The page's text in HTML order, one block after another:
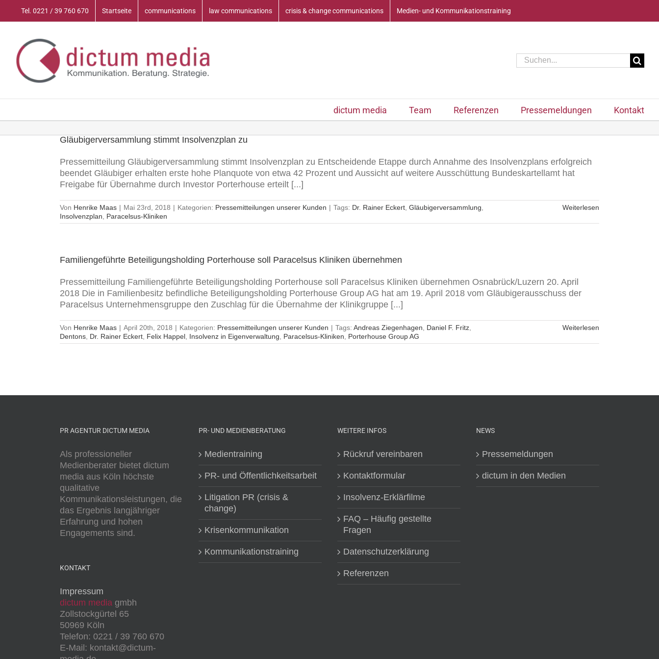
Tel. 0221 / 39 760 670 Startseite communications law communications crisis & change communications Medien- und Kommunikationstraining
Suche
nach:
dictum media Team Referenzen Pressemeldungen Kontakt
Gläubigerversammlung stimmt Insolvenzplan zu
Pressemitteilung Gläubigerversammlung stimmt Insolvenzplan zu Entscheidende Etappe durch Annahme des Insolvenzplans erfolgreich
beendet Gläubiger erhalten erste hohe Planquote von etwa 42 Prozent und Aussicht auf weitere Ausschüttung Bundeskartellamt hat
Freigabe für Übernahme durch Investor Porterhouse erteilt [...]
Von Henrike Maas | Mai 23rd, 2018 | Kategorien: Pressemitteilungen unserer Kunden | Tags: Dr. Rainer Eckert Gläubigerversammlung
Insolvenzplan
Paracelsus-Kliniken
Weiterlesen
Familiengeführte Beteiligungsholding Porterhouse soll Paracelsus Kliniken übernehmen
Pressemitteilung Familiengeführte Beteiligungsholding Porterhouse soll Paracelsus Kliniken übernehmen Osnabrück/Luzern 20. April
2018 Die in Familienbesitz befindliche Beteiligungsholding Porterhouse Group AG hat am 19. April 2018 vom Gläubigerausschuss der
Paracelsus Unternehmensgruppe den Zuschlag für die Übernahme der Klinikgruppe [...]
Von Henrike Maas | April 20th, 2018 | Kategorien: Pressemitteilungen unserer Kunden | Tags: Andreas Ziegenhagen Daniel F. Fritz
Dentons Dr. Rainer Eckert Felix Happel Insolvenz in Eigenverwaltung Paracelsus-Kliniken Porterhouse Group AG
Weiterlesen
PR AGENTUR DICTUM MEDIA
Als professioneller
Medienberater bietet dictum
media aus Köln höchste
qualitative
Kommunikationsleistungen, die
das Ergebnis langjähriger
Erfahrung und hohen
Engagements sind.
KONTAKT
Impressum
dictum media gmbh
Zollstockgürtel 65
50969 Köln
Telefon: 0221 / 39 760 670
E-Mail: kontakt@dictum-
PR- UND MEDIENBERATUNG
Medientraining
PR- und Öffentlichkeitsarbeit
Litigation PR (crisis &
change)
Krisenkommunikation
Kommunikationstraining
WEITERE INFOS
Rückruf vereinbaren
Kontaktformular
Insolvenz-Erklärfilme
FAQ – Häufig gestellte
Fragen
Datenschutzerklärung
Referenzen
NEWS
Pressemeldungen
dictum in den Medien